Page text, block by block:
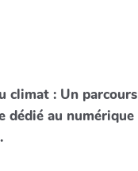
climat : Un parcours
dédié au numérique